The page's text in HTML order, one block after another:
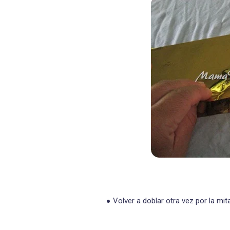
Volver a doblar otra vez por la